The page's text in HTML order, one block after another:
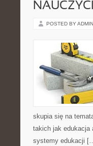
POSTED BY ADMIN
skupia się na
takich jak edukacja
systemy edukacji